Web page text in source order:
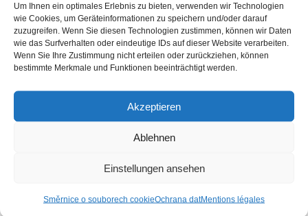
Um Ihnen ein optimales Erlebnis zu bieten, verwenden wir Technologien
wie Cookies, um Geräteinformationen zu speichern und/oder darauf
zuzugreifen. Wenn Sie diesen Technologien zustimmen, können wir Daten
wie das Surfverhalten oder eindeutige IDs auf dieser Website verarbeiten.
Wenn Sie Ihre Zustimmung nicht erteilen oder zurückziehen, können
bestimmte Merkmale und Funktionen beeinträchtigt werden.
Akzeptieren
Ablehnen
Einstellungen ansehen
Směrnice o souborech cookieOchrana datMentions légales
Ne
20
20. září na adrese 15:00-16:30
Prohlídka Ebrachu s
průvodcem: Hledání
27. září na adrese 15:00-16:30
průvodcem: Hledání